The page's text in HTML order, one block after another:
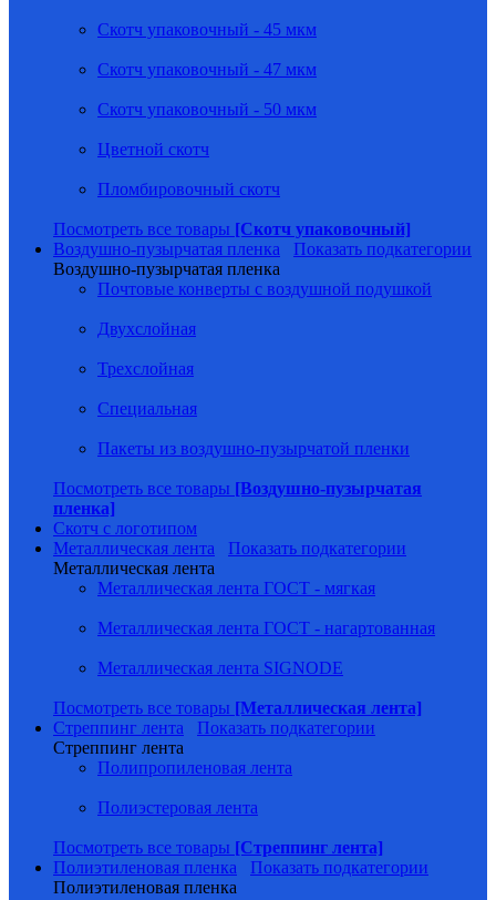
Скотч упаковочный - 45 мкм
Скотч упаковочный - 47 мкм
Скотч упаковочный - 50 мкм
Цветной скотч
Пломбировочный скотч
Посмотреть все товары [Скотч упаковочный]
Воздушно-пузырчатая пленка
Показать подкатегории
Воздушно-пузырчатая пленка
Почтовые конверты с воздушной подушкой
Двухслойная
Трехслойная
Специальная
Пакеты из воздушно-пузырчатой пленки
Посмотреть все товары [Воздушно-пузырчатая
пленка]
Скотч с логотипом
Металлическая лента
Показать подкатегории
Металлическая лента
Металлическая лента ГОСТ - мягкая
Металлическая лента ГОСТ - нагартованная
Металлическая лента SIGNODE
Посмотреть все товары [Металлическая лента]
Стреппинг лента
Показать подкатегории
Стреппинг лента
Полипропиленовая лента
Полиэстеровая лента
Посмотреть все товары [Стреппинг лента]
Полиэтиленовая пленка
Показать подкатегории
Полиэтиленовая пленка